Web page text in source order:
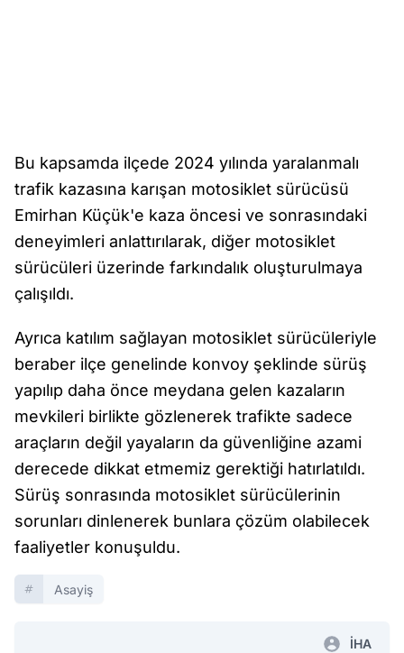
Bu kapsamda ilçede 2024 yılında yaralanmalı
trafik kazasına karışan motosiklet sürücüsü
Emirhan Küçük'e kaza öncesi ve sonrasındaki
deneyimleri anlattırılarak, diğer motosiklet
sürücüleri üzerinde farkındalık oluşturulmaya
çalışıldı.
Ayrıca katılım sağlayan motosiklet sürücüleriyle
beraber ilçe genelinde konvoy şeklinde sürüş
yapılıp daha önce meydana gelen kazaların
mevkileri birlikte gözlenerek trafikte sadece
araçların değil yayaların da güvenliğine azami
derecede dikkat etmemiz gerektiği hatırlatıldı.
Sürüş sonrasında motosiklet sürücülerinin
sorunları dinlenerek bunlara çözüm olabilecek
faaliyetler konuşuldu.
Asayiş
İHA